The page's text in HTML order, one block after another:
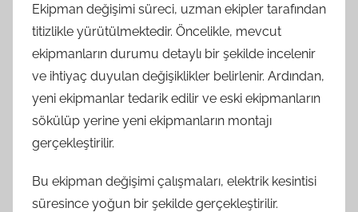
Ekipman değişimi süreci, uzman ekipler tarafından
titizlikle yürütülmektedir. Öncelikle, mevcut
ekipmanların durumu detaylı bir şekilde incelenir
ve ihtiyaç duyulan değişiklikler belirlenir. Ardından,
yeni ekipmanlar tedarik edilir ve eski ekipmanların
sökülüp yerine yeni ekipmanların montajı
gerçekleştirilir.
Bu ekipman değişimi çalışmaları, elektrik kesintisi
süresince yoğun bir şekilde gerçekleştirilir.